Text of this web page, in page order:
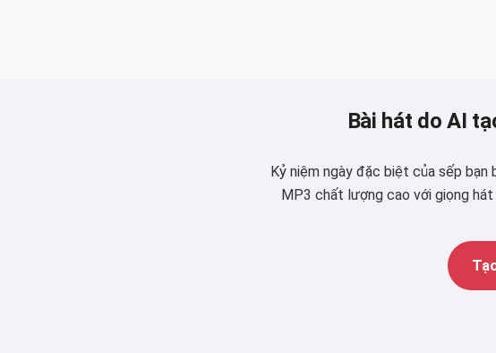
Bài hát do AI
Kỷ niệm ngày đặc biệt của sếp
MP3 chất lượng cao với giọng